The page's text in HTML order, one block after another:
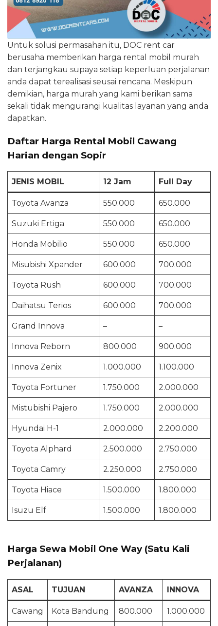
Untuk solusi permasahan itu, DOC rent car
berusaha memberikan harga rental mobil murah
dan terjangkau supaya setiap keperluan perjalanan
anda dapat terealisasi seusai rencana. Meskipun
demikian, harga murah yang kami berikan sama
sekali tidak mengurangi kualitas layanan yang anda
dapatkan.
Daftar Harga Rental Mobil Cawang
Harian dengan Sopir
JENIS MOBIL 12 Jam Full Day
Toyota Avanza 550.000 650.000
Suzuki Ertiga 550.000 650.000
Honda Mobilio 550.000 650.000
Misubishi Xpander 600.000 700.000
Toyota Rush 600.000 700.000
Daihatsu Terios 600.000 700.000
Grand Innova – –
Innova Reborn 800.000 900.000
Innova Zenix 1.000.000 1.100.000
Toyota Fortuner 1.750.000 2.000.000
Mistubishi Pajero 1.750.000 2.000.000
Hyundai H-1 2.000.000 2.200.000
Toyota Alphard 2.500.000 2.750.000
Toyota Camry 2.250.000 2.750.000
Toyota Hiace 1.500.000 1.800.000
Isuzu Elf 1.500.000 1.800.000
Harga Sewa Mobil One Way (Satu Kali
Perjalanan)
ASAL TUJUAN AVANZA INNOVA
Cawang Kota Bandung 800.000 1.000.000